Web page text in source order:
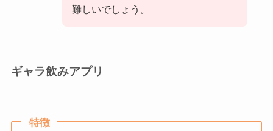
難しいでしょう。
ギャラ飲みアプリ
特徴